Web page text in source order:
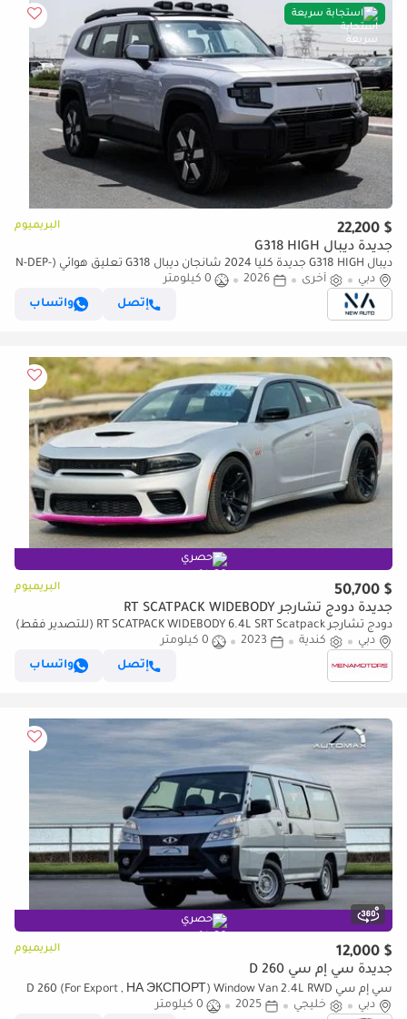
استجابة سريعة
$ 22,200 البريميوم
جديدة ديبال G318 HIGH
ديبال G318 HIGH جديدة كلياً 2024 شانجان ديبال G318 تعليق هوائي (N-DEP-
AS-1.5-24) هايبرد | دفع رباعي 4WD | SUV (للتصدير فقط)
دبي أخرى 2026
0 كيلومتر
إتصل
واتساب
حصري
$ 50,700 البريميوم
جديدة دودج تشارجر RT SCATPACK WIDEBODY
دودج تشارجر RT SCATPACK WIDEBODY 6.4L SRT Scatpack (للتصدير فقط)
دبي
كندية 2023
0 كيلومتر
إتصل
واتساب
حصري
$ 12,000 البريميوم
جديدة سي إم سي D 260
سي إم سي D 260 (For Export , НА ЭКСПОРТ) Window Van 2.4L RWD
2025 GCC Без пробега
دبي خليجي 2025
0 كيلومتر